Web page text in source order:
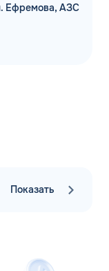
Ефремова, АЗС
Показать